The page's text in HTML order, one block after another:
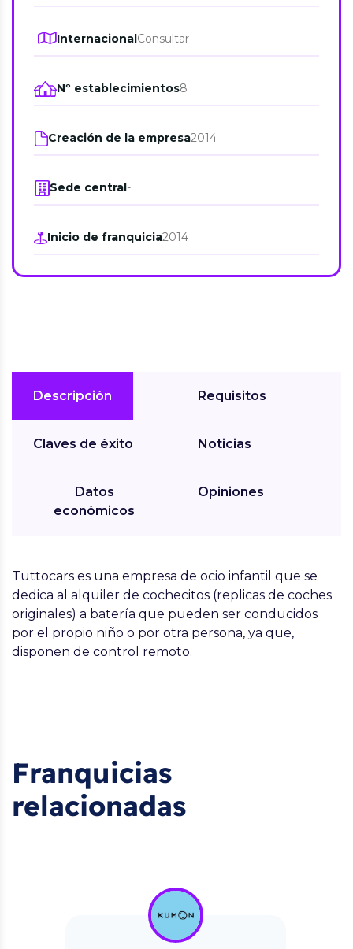
InternacionalConsultar
Nº establecimientos8
Creación de la empresa2014
Sede central-
Inicio de franquicia2014
Descripción
Claves de éxito
Datos
económicos
Requisitos
Noticias
Opiniones
Tuttocars es una empresa de ocio infantil que se
dedica al alquiler de cochecitos (replicas de coches
originales) a batería que pueden ser conducidos
por el propio niño o por otra persona, ya que,
disponen de control remoto.
Franquicias
relacionadas